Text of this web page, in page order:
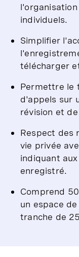
individuels.
Simplifier
télécharger
Permettre le
d'appels sur
révision et
Respect des
vie privée
indiquant
enregistré.
Comprend
un espace
tranche de